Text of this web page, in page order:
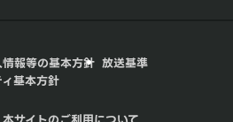
報等の基本方針 放送基準
基本方針